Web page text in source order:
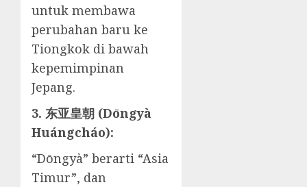
untuk membawa
perubahan baru ke
Tiongkok di bawah
kepemimpinan
Jepang.
3. 东亚皇朝 (Dōngyà
Huángcháo):
“Dōngyà” berarti “Asia
Timur”, dan